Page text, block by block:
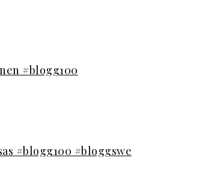
#blogg100
#blogg100 #bloggswe